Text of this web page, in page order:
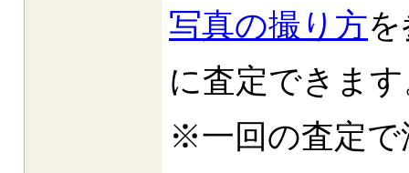
写真の撮り方
に査定できま
※一回の査定で